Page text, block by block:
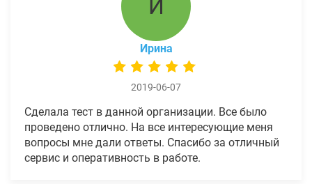
И
Ирина
2019-06-07
Сделала тест в данной организации. Все было
проведено отлично. На все интересующие меня
вопросы мне дали ответы. Спасибо за отличный
сервис и оперативность в работе.